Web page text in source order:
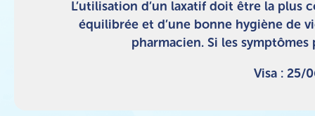
L’utilisation d’un laxatif doit être la plus
équilibrée et d’une bonne hygiène de
pharmacien. Si les
Visa : 25/